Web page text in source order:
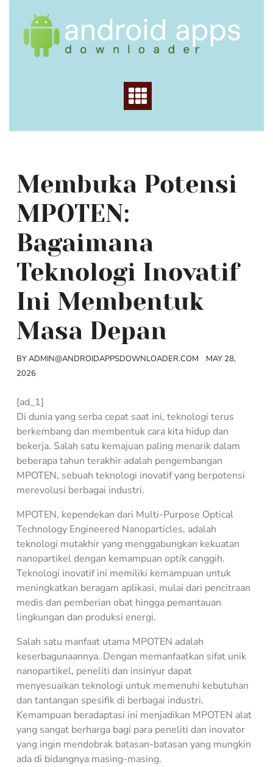
Membuka Potensi
MPOTEN:
Bagaimana
Teknologi Inovatif
Ini Membentuk
Masa Depan
BYADMIN@ANDROIDAPPSDOWNLOADER.COM
MAY 28,
2026
[ad_1]
Di dunia yang serba cepat saat ini, teknologi terus
berkembang dan membentuk cara kita hidup dan
bekerja. Salah satu kemajuan paling menarik dalam
beberapa tahun terakhir adalah pengembangan
MPOTEN, sebuah teknologi inovatif yang berpotensi
merevolusi berbagai industri.
MPOTEN, kependekan dari Multi-Purpose Optical
Technology Engineered Nanoparticles, adalah
teknologi mutakhir yang menggabungkan kekuatan
nanopartikel dengan kemampuan optik canggih.
Teknologi inovatif ini memiliki kemampuan untuk
meningkatkan beragam aplikasi, mulai dari pencitraan
medis dan pemberian obat hingga pemantauan
lingkungan dan produksi energi.
Salah satu manfaat utama MPOTEN adalah
keserbagunaannya. Dengan memanfaatkan sifat unik
nanopartikel, peneliti dan insinyur dapat
menyesuaikan teknologi untuk memenuhi kebutuhan
dan tantangan spesifik di berbagai industri.
Kemampuan beradaptasi ini menjadikan MPOTEN alat
yang sangat berharga bagi para peneliti dan inovator
yang ingin mendobrak batasan-batasan yang mungkin
ada di bidangnya masing-masing.